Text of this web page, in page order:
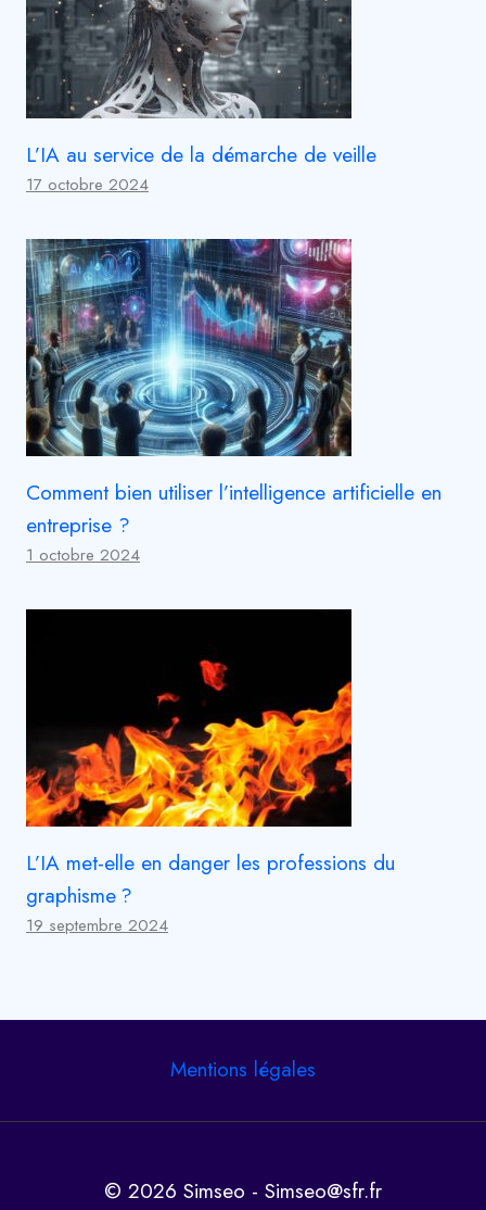
L’IA au service de la démarche de veille
17 octobre 2024
Comment bien utiliser l’intelligence artificielle en
entreprise ?
1 octobre 2024
L’IA met-elle en danger les professions du
graphisme ?
19 septembre 2024
Mentions légales
© 2026 Simseo - Simseo@sfr.fr